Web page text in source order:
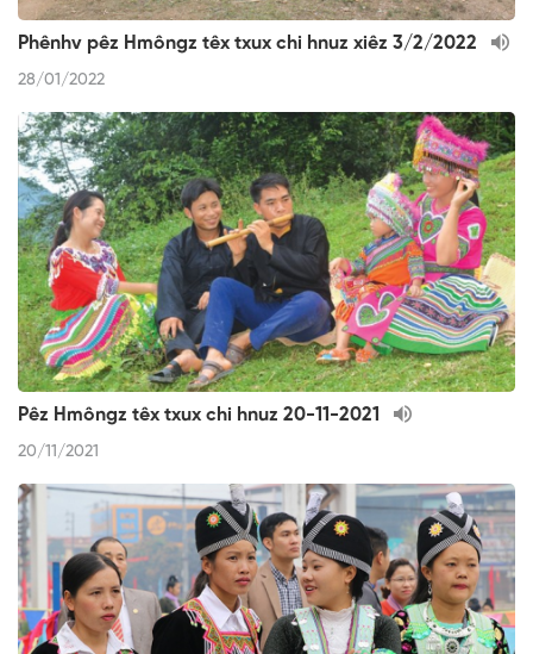
Phênhv pêz Hmôngz têx txux chi hnuz xiêz 3/2/2022
28/01/2022
Pêz Hmôngz têx txux chi hnuz 20-11-2021
20/11/2021